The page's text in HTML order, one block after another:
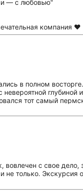
компания ❤️
в полном
тот самый
скучно. Наталья
до того, как
мало, а теперь
подсказала пару
в Перми - берите
вовлечен с свое
не только.